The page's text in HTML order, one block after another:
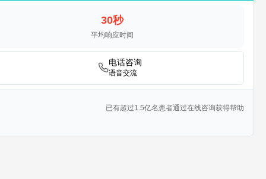
30秒
平均响应时间
电话咨询
语音交流
已有超过1.5亿名患者通过在线咨询获得帮助